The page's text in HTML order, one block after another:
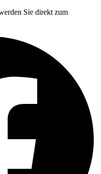
Sie direkt zum